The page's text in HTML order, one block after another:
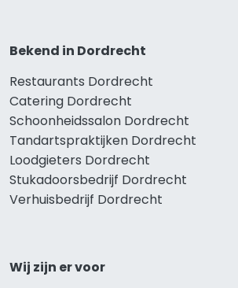
Bekend in Dordrecht
Restaurants Dordrecht
Catering Dordrecht
Schoonheidssalon Dordrecht
Tandartspraktijken Dordrecht
Loodgieters Dordrecht
Stukadoorsbedrijf Dordrecht
Verhuisbedrijf Dordrecht
Wij zijn er voor